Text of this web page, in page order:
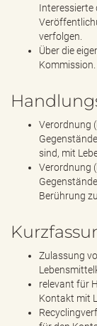
Interessierte
verfolgen.
Über die
Kommission.
Verordnung
sind, mit
Verordnung
Berührung
Zulassung
relevant für
Kontakt mit